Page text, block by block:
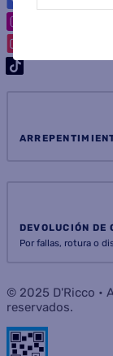
DEVOLUCIÓN DE
Por fallas, rotura o
© 2025 D'Ricco •
reservados.